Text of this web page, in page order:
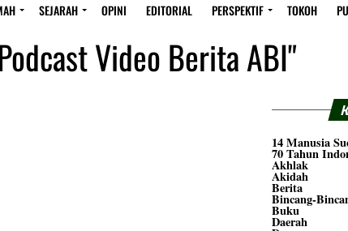
SEJARAH OPINI EDITORIAL PERSPEKTIF TOKOH
Video Berita ABI"
14 Manusia
70 Tahun
Akhlak
Akidah
Berita
Bincang-
Buku
Daerah